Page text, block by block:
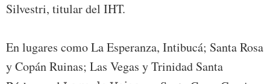
Silvestri, titular del IHT.
En lugares como La Esperanza, Intibucá; Santa Rosa
y Copán Ruinas; Las Vegas y Trinidad Santa